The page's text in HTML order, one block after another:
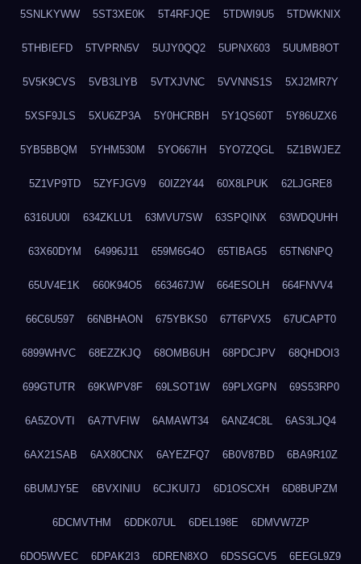
5SNLKYWW 5ST3XE0K 5T4RFJQE 5TDWI9U5 5TDWKNIX
5THBIEFD 5TVPRN5V 5UJY0QQ2 5UPNX603 5UUMB8OT
5V5K9CVS 5VB3LIYB 5VTXJVNC 5VVNNS1S 5XJ2MR7Y
5XSF9JLS 5XU6ZP3A 5Y0HCRBH 5Y1QS60T 5Y86UZX6
5YB5BBQM 5YHM530M 5YO667IH 5YO7ZQGL 5Z1BWJEZ
5Z1VP9TD 5ZYFJGV9 60IZ2Y44 60X8LPUK 62LJGRE8
6316UU0I 634ZKLU1 63MVU7SW 63SPQINX 63WDQUHH
63X60DYM 64996J11 659M6G4O 65TIBAG5 65TN6NPQ
65UV4E1K 660K94O5 663467JW 664ESOLH 664FNVV4
66C6U597 66NBHAON 675YBKS0 67T6PVX5 67UCAPT0
6899WHVC 68EZZKJQ 68OMB6UH 68PDCJPV 68QHDOI3
699GTUTR 69KWPV8F 69LSOT1W 69PLXGPN 69S53RP0
6A5ZOVTI 6A7TVFIW 6AMAWT34 6ANZ4C8L 6AS3LJQ4
6AX21SAB 6AX80CNX 6AYEZFQ7 6B0V87BD 6BA9R10Z
6BUMJY5E 6BVXINIU 6CJKUI7J 6D1OSCXH 6D8BUPZM
6DCMVTHM 6DDK07UL 6DEL198E 6DMVW7ZP
6DO5WVEC 6DPAK2I3 6DREN8XO 6DSSGCV5 6EEGL9Z9